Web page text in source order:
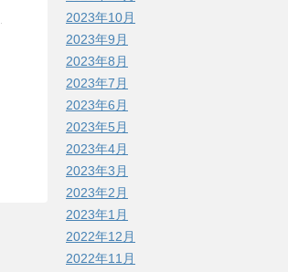
2023年10月
2023年9月
2023年8月
2023年7月
2023年6月
2023年5月
2023年4月
2023年3月
2023年2月
2023年1月
2022年12月
2022年11月